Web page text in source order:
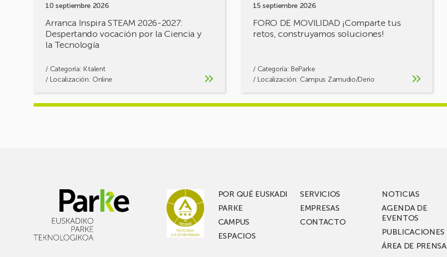
10 septiembre 2026
Arranca Inspira STEAM 2026-2027:
Despertando vocación por la Ciencia y
la Tecnología
/ Categoría: K·talent
/ Localización: Online
15 septiembre 2026
FORO DE MOVILIDAD ¡Comparte tus
retos, construyamos soluciones!
/ Categoría: BeParke
/ Localización: Campus Zamudio/Derio
POR QUÉ EUSKADI
PARKE
CAMPUS
ESPACIOS
SERVICIOS
EMPRESAS
CONTACTO
NOTICIAS
AGENDA DE
EVENTOS
PUBLICACIONES
ÁREA DE PRENSA